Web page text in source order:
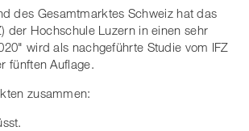
des Gesamtmarktes Schweiz hat das
der Hochschule Luzern in einen sehr
wird als nachgeführte Studie vom IFZ
fünften Auflage.
zusammen: